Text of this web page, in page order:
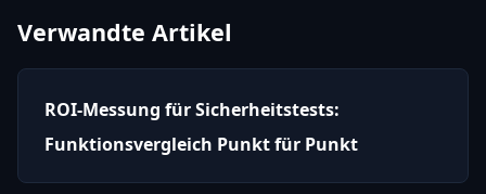
Verwandte Artikel
ROI-Messung für Sicherheitstests:
Funktionsvergleich Punkt für Punkt